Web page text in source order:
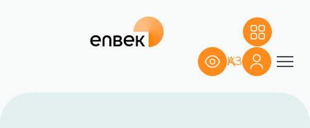
Найдите вакансии и меры поддержки
Для работодателей
Выполните квоту и подберите сотрудниковҚАЗ